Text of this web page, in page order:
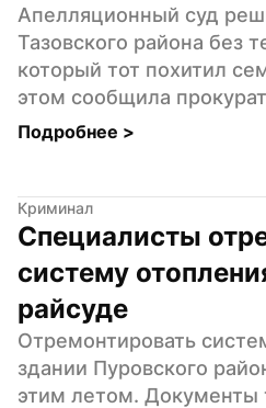
Апелляционный суд
Тазовского района без
который тот похитил
этом сообщила
Подробнее >
Криминал
Специалисты
систему
райсуде
Отремонтировать
здании Пуровского
этим летом. Документы